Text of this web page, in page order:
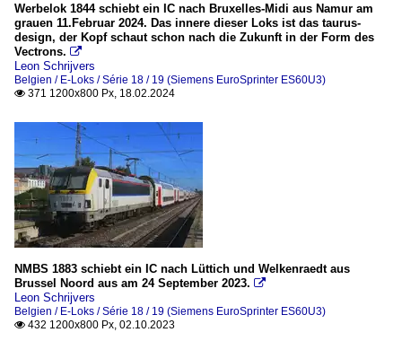
Werbelok 1844 schiebt ein IC nach Bruxelles-Midi aus Namur am
grauen 11.Februar 2024. Das innere dieser Loks ist das taurus-
design, der Kopf schaut schon nach die Zukunft in der Form des
Vectrons. 
Leon Schrijvers
Belgien / E-Loks / Série 18 / 19 (Siemens EuroSprinter ES60U3)
 371 1200x800 Px, 18.02.2024
NMBS 1883 schiebt ein IC nach Lüttich und Welkenraedt aus
Brussel Noord aus am 24 September 2023. 
Leon Schrijvers
Belgien / E-Loks / Série 18 / 19 (Siemens EuroSprinter ES60U3)
 432 1200x800 Px, 02.10.2023